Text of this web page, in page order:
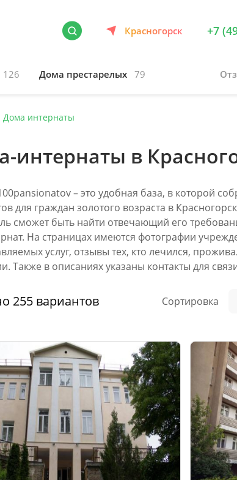
Красногорск +7
126 Дома престарелых 79
Дома интернаты
интернаты в
– это удобная база, в которой
для граждан золотого возраста в
сможет быть найти отвечающий его
На страницах имеются фотографии
услуг, отзывы тех, кто лечился,
Также в описаниях указаны контакты для
255 вариантов Сортировка